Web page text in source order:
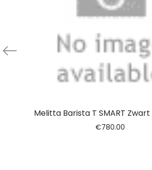
Melitta Barista T SMART Zwart
€780.00